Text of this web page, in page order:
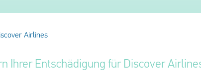
Airlines
Ihrer Entschädigung für Discover